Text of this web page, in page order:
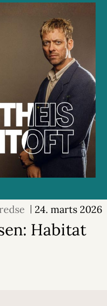
24. marts 2026
Habitat